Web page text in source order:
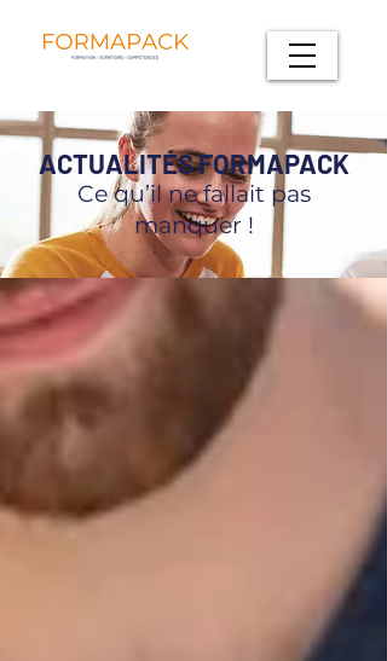
ACTUALITÉS FORMAPACK
Ce qu’il ne fallait pas
manquer !